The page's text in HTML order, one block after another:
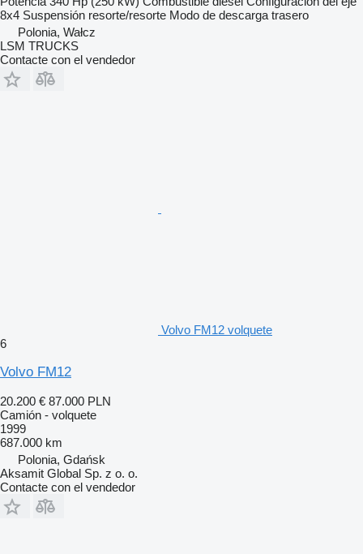
8x4 Suspensión resorte/resorte Modo de descarga trasero
Polonia, Wałcz
LSM TRUCKS
Contacte con el vendedor
Volvo FM12 volquete
6
Volvo FM12
20.200 € 87.000 PLN
Camión - volquete
1999
687.000 km
Polonia, Gdańsk
Aksamit Global Sp. z o. o.
Contacte con el vendedor